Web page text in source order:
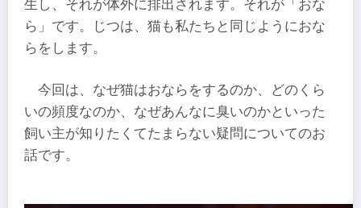
生し、それが体外に排出されます。それが「おな
ら」です。じつは、猫も私たちと同じようにおな
らをします。
今回は、なぜ猫はおならをするのか、どのくら
いの頻度なのか、なぜあんなに臭いのかといった
飼い主が知りたくてたまらない疑問についてのお
話です。